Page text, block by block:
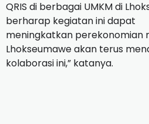
QRIS di berbagai UMKM di
berharap kegiatan ini dapat
meningkatkan perekonomian
Lhokseumawe akan terus
kolaborasi ini,” katanya.